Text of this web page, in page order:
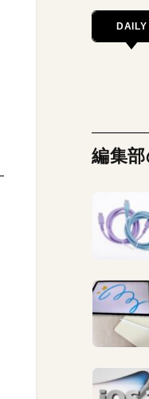
DAILY
編集